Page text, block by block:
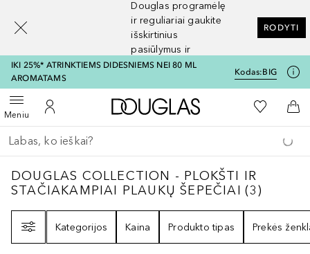
Douglas programėlę
ir reguliariai gaukite
išskirtinius
pasiūlymus ir
nuolaidas
RODYTI
IKI 25%* ATRINKTIEMS DIDESNIEMS NEI 80 ML
AROMATAMS
Kodas:BIG
MeniuAtidaryti meniuĮ mano paskyrą
Į Douglas pagrindinį
Į mano
Į
Grįžk atgal
Vykdykite paiešką
DOUGLAS COLLECTION - PLOKŠTI IR
DOUGLAS COLLECTION - PLOKŠTI IR
STAČIAKAMPIAI PLAUKŲ ŠEPEČIAI (3)
Kategorijos
Kaina Produkto tipas Prekės
[navigation.slideout.screenreader]